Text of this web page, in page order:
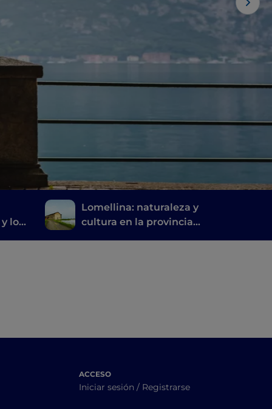
los
Lomellina: naturaleza y
cultura en la provincia
ACCESO
Iniciar sesión / Registrarse